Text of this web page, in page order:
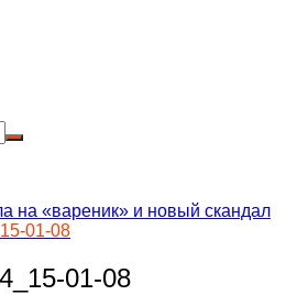
на «вареник» и новый скандал
01-08
01-08